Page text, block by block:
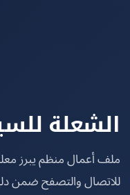
منظم يبرز
والتصفح ضمن دليل